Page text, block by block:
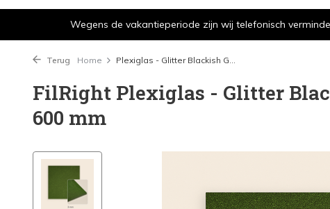
Wegens de vakantieperiode zijn wij telefonisch
Terug Home Plexiglas - Glitter Blackish G...
FilRight Plexiglas - Glitter
600 mm